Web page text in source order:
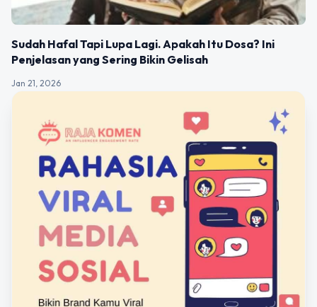
Sudah Hafal Tapi Lupa Lagi. Apakah Itu Dosa? Ini
Penjelasan yang Sering Bikin Gelisah
Jan 21, 2026